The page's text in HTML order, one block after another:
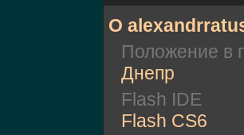
О
Положение в
Днепр
Flash IDE
Flash CS6